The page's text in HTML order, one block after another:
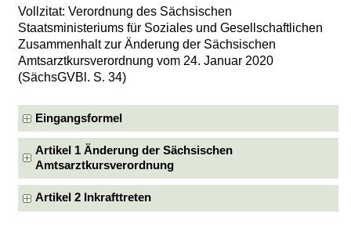
Vollzitat: Verordnung des Sächsischen
Staatsministeriums für Soziales und Gesellschaftlichen
Zusammenhalt zur Änderung der Sächsischen
Amtsarztkursverordnung vom 24. Januar 2020
(SächsGVBl. S. 34)
Eingangsformel
Artikel 1 Änderung der Sächsischen
Amtsarztkursverordnung
Artikel 2 Inkrafttreten